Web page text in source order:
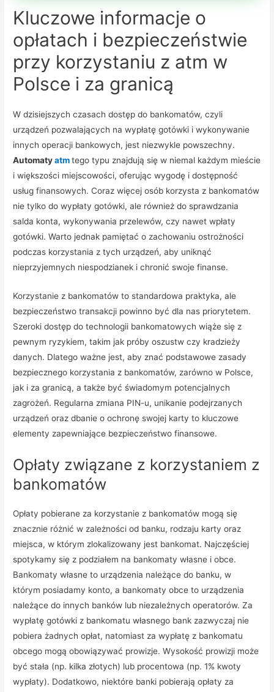
Kluczowe informacje o
opłatach i bezpieczeństwie
przy korzystaniu z atm w
Polsce i za granicą
W dzisiejszych czasach dostęp do bankomatów, czyli
urządzeń pozwalających na wypłatę gotówki i wykonywanie
innych operacji bankowych, jest niezwykle powszechny.
Automatyatmtego typu znajdują się w niemal każdym mieście
i większości miejscowości, oferując wygodę i dostępność
usług finansowych. Coraz więcej osób korzysta z bankomatów
nie tylko do wypłaty gotówki, ale również do sprawdzania
salda konta, wykonywania przelewów, czy nawet wpłaty
gotówki. Warto jednak pamiętać o zachowaniu ostrożności
podczas korzystania z tych urządzeń, aby uniknąć
nieprzyjemnych niespodzianek i chronić swoje finanse.
Korzystanie z bankomatów to standardowa praktyka, ale
bezpieczeństwo transakcji powinno być dla nas priorytetem.
Szeroki dostęp do technologii bankomatowych wiąże się z
pewnym ryzykiem, takim jak próby oszustw czy kradzieży
danych. Dlatego ważne jest, aby znać podstawowe zasady
bezpiecznego korzystania z bankomatów, zarówno w Polsce,
jak i za granicą, a także być świadomym potencjalnych
zagrożeń. Regularna zmiana PIN-u, unikanie podejrzanych
urządzeń oraz dbanie o ochronę swojej karty to kluczowe
elementy zapewniające bezpieczeństwo finansowe.
Opłaty związane z korzystaniem z
bankomatów
Opłaty pobierane za korzystanie z bankomatów mogą się
znacznie różnić w zależności od banku, rodzaju karty oraz
miejsca, w którym zlokalizowany jest bankomat. Najczęściej
spotykamy się z podziałem na bankomaty własne i obce.
Bankomaty własne to urządzenia należące do banku, w
którym posiadamy konto, a bankomaty obce to urządzenia
należące do innych banków lub niezależnych operatorów. Za
wypłatę gotówki z bankomatu własnego bank zazwyczaj nie
pobiera żadnych opłat, natomiast za wypłatę z bankomatu
obcego mogą obowiązywać prowizje. Wysokość prowizji może
być stała (np. kilka złotych) lub procentowa (np. 1% kwoty
wypłaty). Dodatkowo, niektóre banki pobierają opłaty za